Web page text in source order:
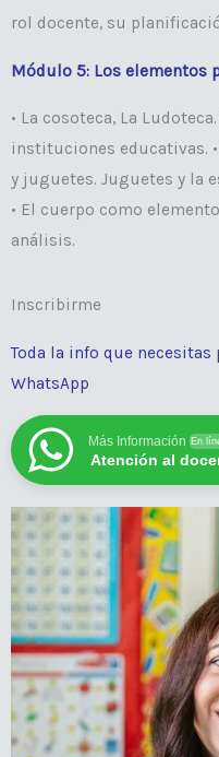
rol docente, su
Módulo 5: Los elementos
• La cosoteca, La
instituciones educativas.
y juguetes. Juguetes y la
• El cuerpo como
análisis.
Inscribirme
Toda la info que
WhatsApp
Más Información En
Atención al